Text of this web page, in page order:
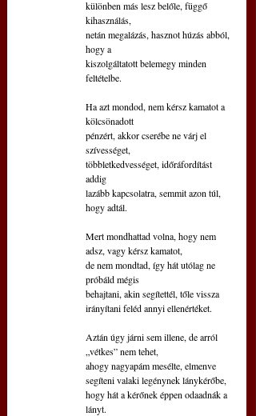
különben más lesz belőle, függő
kihasználás,
netán megalázás, hasznot húzás abból,
hogy a
kiszolgáltatott belemegy minden
feltételbe.
Ha azt mondod, nem kérsz kamatot a
kölcsönadott
pénzért, akkor cserébe ne várj el
szívességet,
többletkedvességet, időráfordítást
addig
lazább kapcsolatra, semmit azon túl,
hogy adtál.
Mert mondhattad volna, hogy nem
adsz, vagy kérsz kamatot,
de nem mondtad, így hát utólag ne
próbáld mégis
behajtani, akin segítettél, tőle vissza
irányítani feléd annyi ellenértéket.
Aztán úgy járni sem illene, de arról
„vétkes” nem tehet,
ahogy nagyapám mesélte, elmenve
segíteni valaki legénynek lánykérőbe,
hogy hát a kérőnek éppen odaadnák a
lányt.